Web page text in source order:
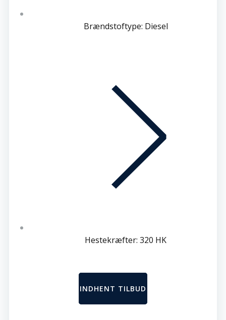
Brændstoftype: Diesel
Hestekræfter: 320 HK
INDHENT TILBUD